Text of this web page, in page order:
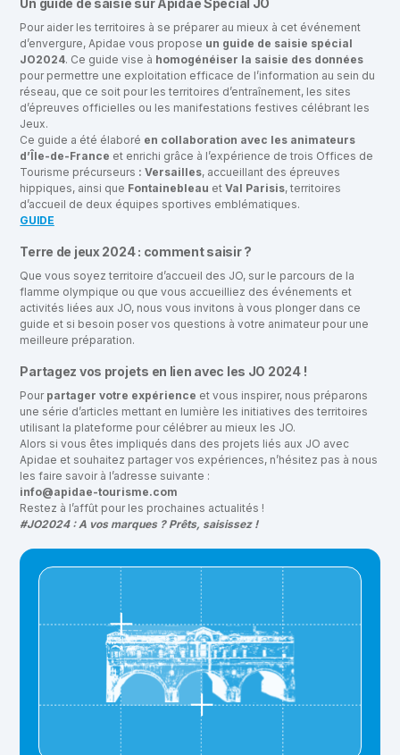
Pour aider les territoires à se préparer au mieux à cet événement
d’envergure, Apidae vous propose un guide de saisie spécial
JO2024. Ce guide vise à homogénéiser la saisie des données
pour permettre une exploitation efficace de l’information au sein du
réseau, que ce soit pour les territoires d’entraînement, les sites
d’épreuves officielles ou les manifestations festives célébrant les
Jeux.
Ce guide a été élaboré en collaboration avec les animateurs
d’Île-de-France et enrichi grâce à l’expérience de trois Offices de
Tourisme précurseurs : Versailles, accueillant des épreuves
hippiques, ainsi que Fontainebleau etVal Parisis, territoires
d’accueil de deux équipes sportives emblématiques.
GUIDE
Terre de jeux 2024 : comment saisir ?
Que vous soyez territoire d’accueil des JO, sur le parcours de la
flamme olympique ou que vous accueilliez des événements et
activités liées aux JO, nous vous invitons à vous plonger dans ce
guide et si besoin poser vos questions à votre animateur pour une
meilleure préparation.
Partagez vos projets en lien avec les JO 2024 !
Pour partager votre expérience et vous inspirer, nous préparons
une série d’articles mettant en lumière les initiatives des territoires
utilisant la plateforme pour célébrer au mieux les JO.
Alors si vous êtes impliqués dans des projets liés aux JO avec
Apidae et souhaitez partager vos expériences, n’hésitez pas à nous
les faire savoir à l’adresse suivante :
info@apidae-tourisme.com
Restez à l’affût pour les prochaines actualités !
#JO2024 : A vos marques ? Prêts, saisissez !